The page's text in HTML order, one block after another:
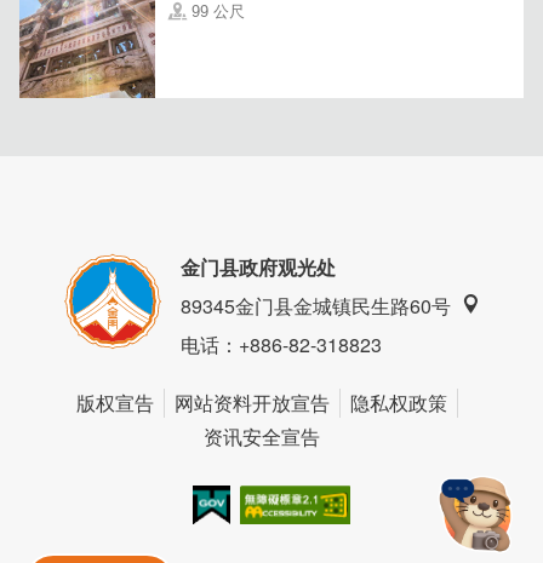
99 公尺
金门县政府观光处
89345金门县金城镇民生路60号
电话：+886-82-318823
版权宣告 网站资料开放宣告
隐私权政策
资讯安全宣告